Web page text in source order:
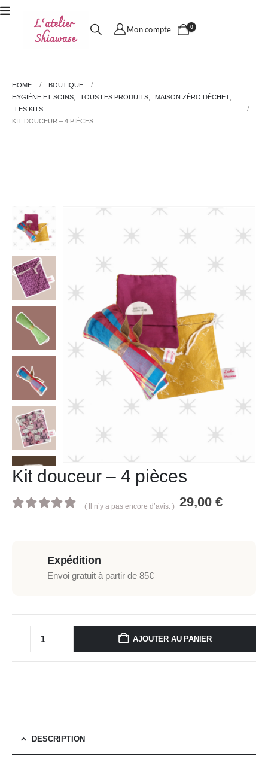
Mon compte 0
HOME
BOUTIQUE
HYGIÈNE ET SOINS
TOUS LES PRODUITS MAISON ZÉRO DÉCHET
LES KITS
KIT DOUCEUR – 4 PIÈCES
Kit douceur – 4 pièces
( Il n’y a pas encore d’avis. ) 29,00€
Expédition
Envoi gratuit à partir de 85€
AJOUTER AU PANIER
DESCRIPTION